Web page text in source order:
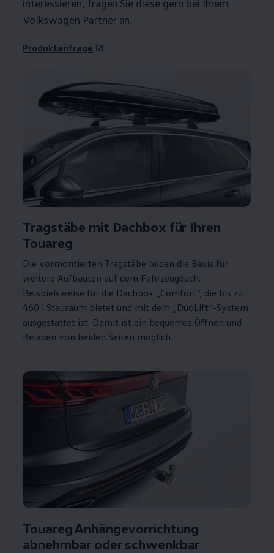
interessieren, fragen Sie diese gern bei Ihrem
Volkswagen Partner an.
Produktanfrage
Tragstäbe mit Dachbox für Ihren
Touareg
Die vormontierten Tragstäbe bilden die Basis für
weitere Aufbauten auf dem Fahrzeugdach.
Beispielsweise für die Dachbox „Comfort“, die bis zu
460 l Stauraum bietet und mit dem „DuoLift“-System
ausgestattet ist. Damit ist ein bequemes Öffnen und
Beladen von beiden Seiten möglich.
TouaregAnhängevorrichtung
abnehmbar oder schwenkbar